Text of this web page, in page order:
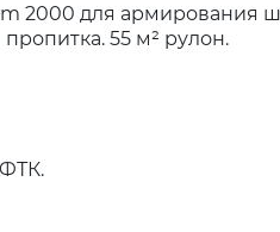
2000 для армирования
55 м² рулон.